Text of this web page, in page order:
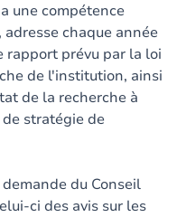
une compétence
chaque année
rapport prévu par la loi
de l'institution, ainsi
de la recherche à
stratégie de
du Conseil
ci des avis sur les